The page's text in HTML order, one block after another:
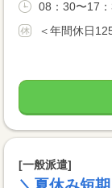
08：30〜17
＜年間休日
[一般派遣]